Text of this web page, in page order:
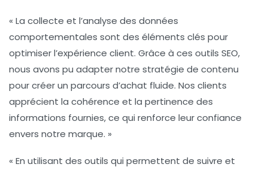
« La collecte et l’analyse des données
comportementales sont des éléments clés pour
optimiserl’expérience client. Grâce à ces outils SEO,
nous avons pu adapter notre stratégie de contenu
pour créer un parcours d’achat fluide. Nos clients
apprécient la cohérence et la pertinence des
informations fournies, ce qui renforce leur confiance
envers notre marque. »
« En utilisant des outils qui permettent de suivre et